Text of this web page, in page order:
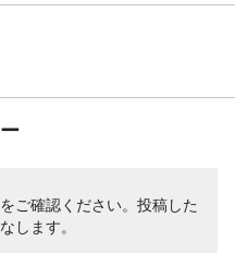
をご確認ください。投稿した
します。